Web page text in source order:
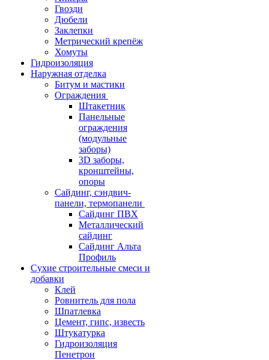
Гвозди
Дюбели
Заклепки
Метрический крепёж
Хомуты
Гидроизоляция
Наружная отделка
Битум и мастики
Ограждения
Штакетник
Панельные
ограждения
(модульные
заборы)
3D заборы,
кронштейны,
опоры
Cайдинг, сэндвич-
панели, термопанели
Сайдинг ПВХ
Металлический
сайдинг
Сайдинг Альта
Профиль
Сухие строительные смеси и
добавки
Клей
Ровнитель для пола
Шпатлевка
Цемент, гипс, известь
Штукатурка
Гидроизоляция
Пенетрон